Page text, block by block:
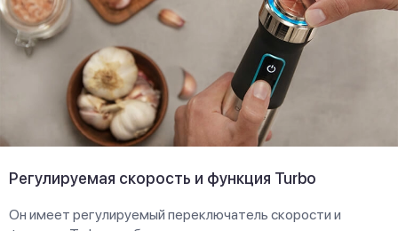
Регулируемая скорость и функция Turbo
Он имеет регулируемый переключатель скорости и